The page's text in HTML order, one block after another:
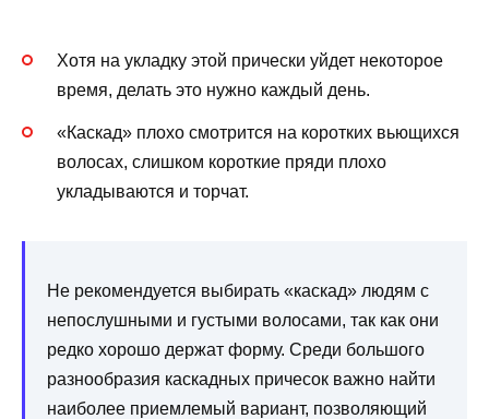
Хотя на укладку этой прически уйдет некоторое
время, делать это нужно каждый день.
«Каскад» плохо смотрится на коротких вьющихся
волосах, слишком короткие пряди плохо
укладываются и торчат.
Не рекомендуется выбирать «каскад» людям с
непослушными и густыми волосами, так как они
редко хорошо держат форму. Среди большого
разнообразия каскадных причесок важно найти
наиболее приемлемый вариант, позволяющий